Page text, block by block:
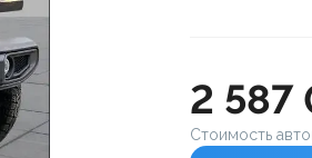
2 587
Стоимость